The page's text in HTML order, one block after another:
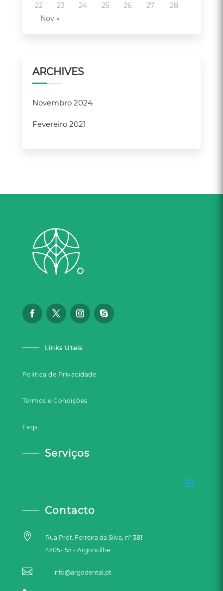
22
23 24 25 26 27
28
Nov »
ARCHIVES
Novembro 2024
Fevereiro 2021
Links Uteis
Politica de Privacidade
Termos e Condições
Faqs
Serviços
Contacto

Rua Prof. Ferreira da Silva, nº 381
4505-155 - Argoncilhe
 info@argodental.pt